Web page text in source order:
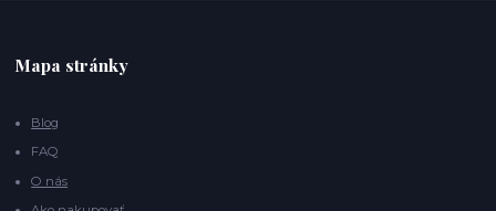
Mapa stránky
Blog
FAQ
O nás